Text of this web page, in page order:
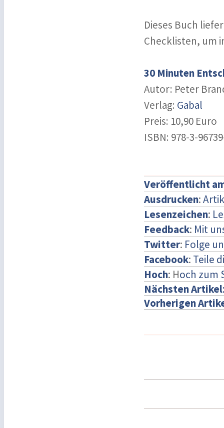
Dieses Buch
Checklisten, um
30 Minuten
Autor: Peter
Verlag: Gabal
Preis: 10,90 Euro
ISBN: 978-3-
Veröffentlicht
Ausdrucken:
Lesenzeichen:
Feedback: Mit
Twitter: Folge
Facebook: Teile
Hoch: Hoch zum
Nächsten Artikel
Vorherigen